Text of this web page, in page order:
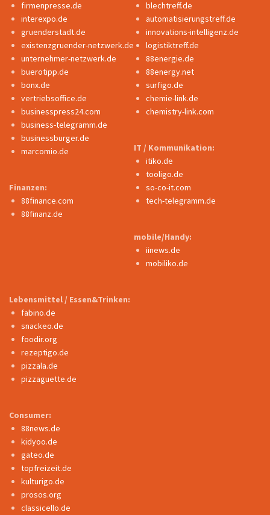
firmenpresse.de
interexpo.de
gruenderstadt.de
existenzgruender-netzwerk.de
unternehmer-netzwerk.de
buerotipp.de
bonx.de
vertriebsoffice.de
businesspress24.com
business-telegramm.de
businessburger.de
marcomio.de
Finanzen:
88finance.com
88finanz.de
blechtreff.de
automatisierungstreff.de
innovations-intelligenz.de
logistiktreff.de
88energie.de
88energy.net
surfigo.de
chemie-link.de
chemistry-link.com
IT / Kommunikation:
itiko.de
tooligo.de
so-co-it.com
tech-telegramm.de
mobile/Handy:
iinews.de
mobiliko.de
Lebensmittel / Essen&Trinken:
fabino.de
snackeo.de
foodir.org
rezeptigo.de
pizzala.de
pizzaguette.de
Consumer:
88news.de
kidyoo.de
gateo.de
topfreizeit.de
kulturigo.de
prosos.org
classicello.de